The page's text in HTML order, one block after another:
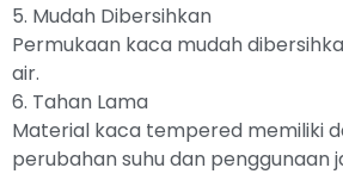
5. Mudah Dibersihkan
Permukaan kaca mudah
air.
6. Tahan Lama
Material kaca tempered memiliki
perubahan suhu dan penggunaan